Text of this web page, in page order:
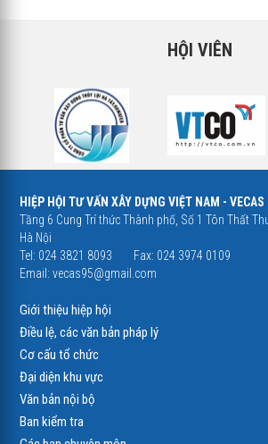
HỘI VIÊN
HIỆP HỘI TƯ VẤN XÂY DỰNG VIỆT NAM - VECAS
Tầng 6 Cung Trí thức Thành phố, Số 1 Tôn Thất
Hà Nội
Tel: 024 3821 8093
Fax: 024 3974 0109
Email:vecas95@gmail.com
Giới thiệu hiệp hội
Điều lệ, các văn bản pháp lý
Cơ cấu tổ chức
Đại diện khu vực
Văn bản nội bộ
Ban kiểm tra